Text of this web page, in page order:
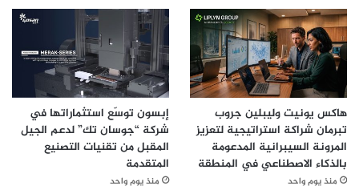
هاكس يونيت وليبلين جروب
تبرمان شراكة استراتيجية لتعزيز
المرونة السيبرانية المدعومة
بالذكاء الاصطناعي في المنطقة
منذ يوم واحد
إبسون توسّع استثماراتها في
شركة “جوسان تك” لدعم الجيل
المقبل من تقنيات التصنيع
المتقدمة
منذ يوم واحد